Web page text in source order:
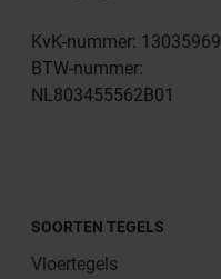
KvK-nummer: 13035969
BTW-nummer:
NL803455562B01
SOORTEN TEGELS
Vloertegels